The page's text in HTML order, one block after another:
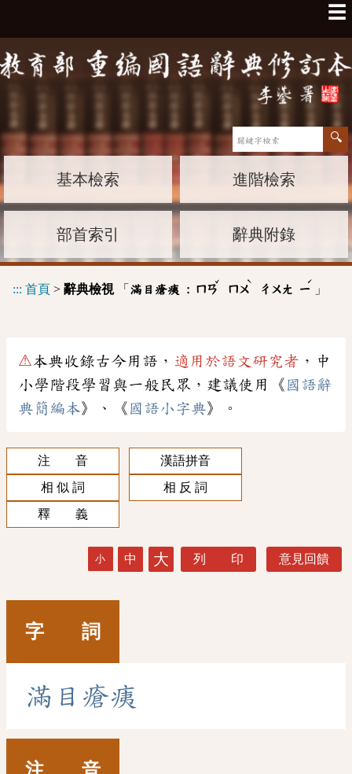
☰
基本檢索 進階檢索
部首索引 辭典附錄
::: 首頁 > 辭典檢視「 滿目瘡痍 : ㄇㄢ
ˇ
ㄇㄨ
ˋ
ㄔㄨㄤ ㄧ
ˊ
」
⚠本典收錄古今用語， 適用於語文研究者 ，中
小學階段學習與一般民眾，建議使用《 國語辭
典簡編本》、《 國語小字典》。
注 音
漢語拼音
相 似 詞
相 反 詞
釋 義
小 中 大 列 印 意見回饋
字 詞
滿 目 瘡痍